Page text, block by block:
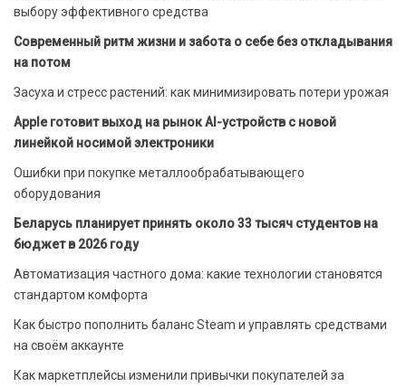
выбору эффективного средства
Современный ритм жизни и забота о себе без откладывания
на потом
Засуха и стресс растений: как минимизировать потери урожая
Apple готовит выход на рынок AI-устройств с новой
линейкой носимой электроники
Ошибки при покупке металлообрабатывающего
оборудования
Беларусь планирует принять около 33 тысяч студентов на
бюджет в 2026 году
Автоматизация частного дома: какие технологии становятся
стандартом комфорта
Как быстро пополнить баланс Steam и управлять средствами
на своём аккаунте
Как маркетплейсы изменили привычки покупателей за